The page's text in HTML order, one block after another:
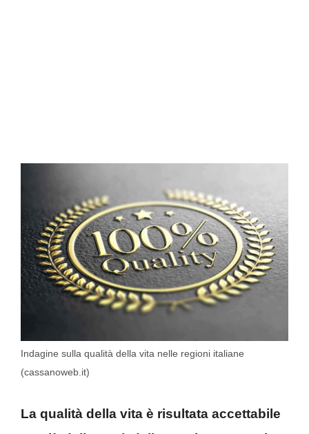
Indagine sulla qualità della vita nelle regioni italiane
(cassanoweb.it)
La qualità della vita è risultata accettabile